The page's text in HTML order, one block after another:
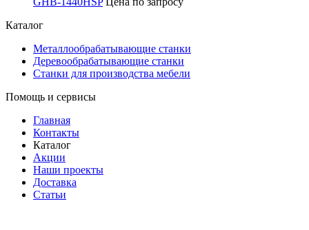
Каталог
Металлообрабатывающие станки
Деревообрабатывающие станки
Станки для производства мебели
Помощь и сервисы
Главная
Контакты
Каталог
Акции
Наши проекты
Доставка
Статьи